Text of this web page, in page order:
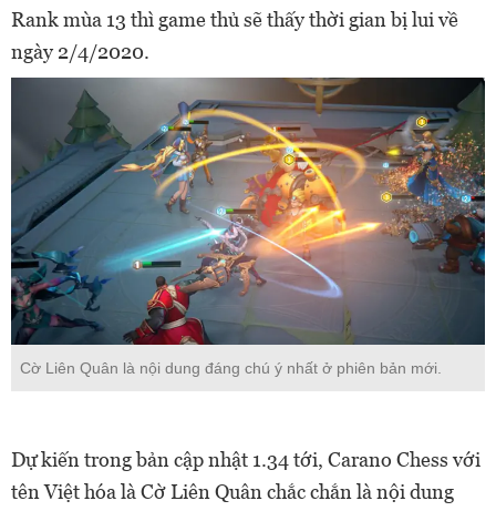
Rank mùa 13 thì game thủ sẽ thấy thời gian bị lui về
ngày 2/4/2020.
Cờ Liên Quân là nội dung đáng chú ý nhất ở phiên bản mới.
Dự kiến trong bản cập nhật 1.34 tới, Carano Chess với
tên Việt hóa là Cờ Liên Quân chắc chắn là nội dung